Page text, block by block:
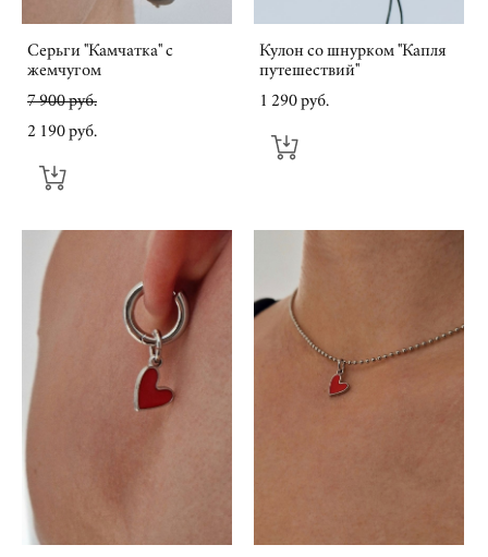
Серьги "Камчатка" с
жемчугом
7 900 pуб.
2 190 pуб.
Кулон со шнурком "Капля
путешествий"
1 290 pуб.